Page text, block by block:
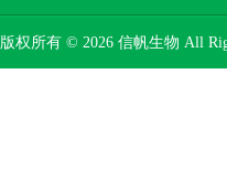
版权所有 © 2026 信帆生物 All